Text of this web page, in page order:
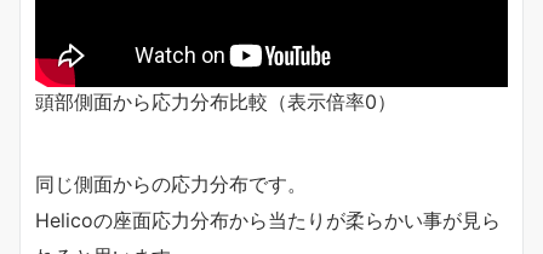
頭部側面から応力分布比較（表示倍率0）
同じ側面からの応力分布です。
Helicoの座面応力分布から当たりが柔らかい事が見ら